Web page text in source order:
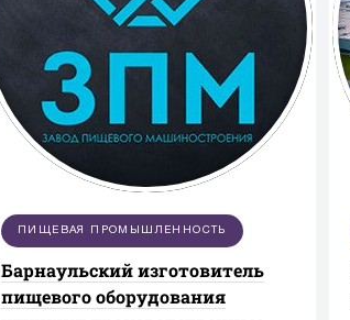
ПИЩЕВАЯ ПРОМЫШЛЕННОСТЬ
Барнаульский изготовитель
пищевого оборудования